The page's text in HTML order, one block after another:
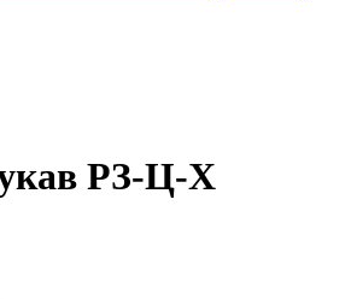
РЗ-Ц-Х